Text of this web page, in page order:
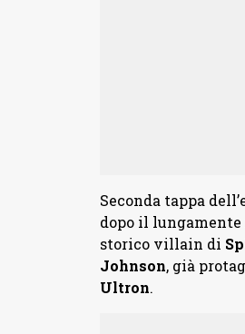
Seconda tappa
dopo il
storico villain di
Johnson, già
Ultron.